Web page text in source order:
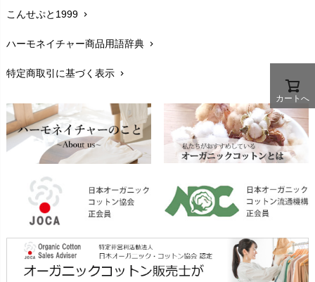
PRISTINE（プリスティン）
Molo（モロ）
My Little Cozmo（マイリトルコズモ）
NATURAPURA（ナチュラプラ）
Nukleus（ニュクレス）
カートへ
お手入れについて
レビューを書こうchevron_right
返品交換chevron_right
FAXでのご注文
お問い合わせchevron_right
こんせぷと1999 chevron_right
ハーモネイチャー商品用語辞典 chevron_right
特定商取引に基づく表示 chevron_right